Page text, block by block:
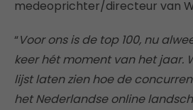
medeoprichter/directeur van
“Voor ons is de top 100, nu
keer hét moment van het jaar.
lijst laten zien hoe de
het Nederlandse online